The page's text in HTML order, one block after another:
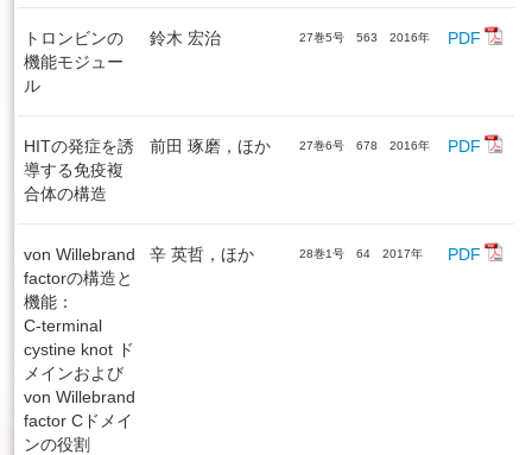
トロンビンの
機能モジュー
ル
鈴木 宏治 27巻5号 563 2016年 PDF
HITの発症を誘
導する免疫複
合体の構造
前田 琢磨，ほか 27巻6号 678 2016年 PDF
von Willebrand
factorの構造と
機能：
C-terminal
cystine knot ド
メインおよび
von Willebrand
factor Cドメイ
ンの役割
辛 英哲，ほか 28巻1号 64 2017年 PDF